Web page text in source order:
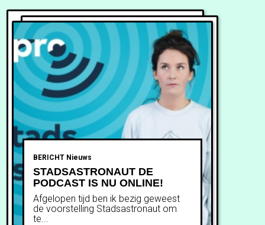
BERICHT Nieuws
STADSASTRONAUT DE
PODCAST IS NU ONLINE!
Afgelopen tijd ben ik bezig geweest
de voorstelling Stadsastronaut om
te...